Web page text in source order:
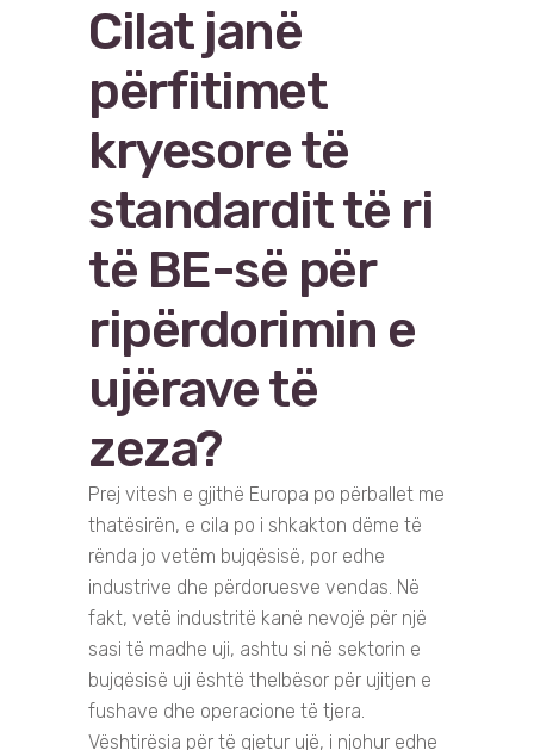
Cilat janë
përfitimet
kryesore të
standardit të ri
të BE-së për
ripërdorimin e
ujërave të
zeza?
Prej vitesh e gjithë Europa po përballet me
thatësirën, e cila po i shkakton dëme të
rënda jo vetëm bujqësisë, por edhe
industrive dhe përdoruesve vendas. Në
fakt, vetë industritë kanë nevojë për një
sasi të madhe uji, ashtu si në sektorin e
bujqësisë uji është thelbësor për ujitjen e
fushave dhe operacione të tjera.
Vështirësia për të gjetur ujë, i njohur edhe